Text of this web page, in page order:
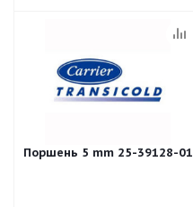
Поршень 5 mm 25-39128-01